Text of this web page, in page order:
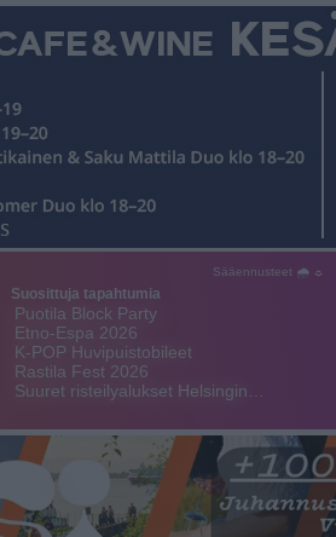
Sääennusteet 🌧 ☼
Suosittuja tapahtumia
Puotila Block Party
Etno-Espa 2026
K-POP Huvipuistobileet
Rastila Fest 2026
Suuret risteilyalukset Helsingin…